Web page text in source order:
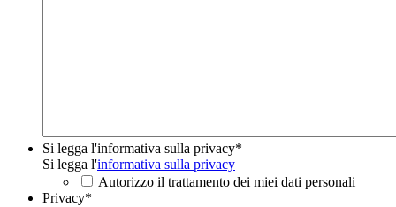
Si legga l'informativa sulla privacy*
Si legga l'informativa sulla privacy
Autorizzo il trattamento dei miei dati personali
Privacy*